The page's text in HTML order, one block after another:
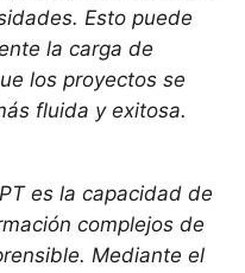
Esto puede
la carga de
los proyectos se
fluida y exitosa.
es la capacidad de
complejos de
Mediante el